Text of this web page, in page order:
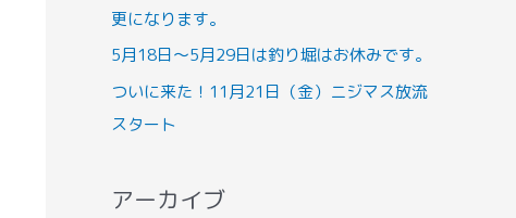
更になります。
5月18日～5月29日は釣り堀はお休みです。
ついに来た！11月21日（金）ニジマス放流
スタート
アーカイブ